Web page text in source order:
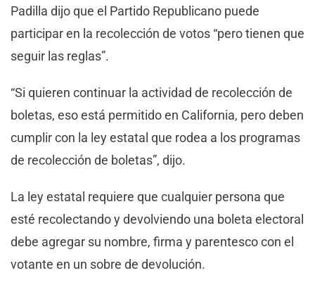
Padilla dijo que el Partido Republicano puede
participar en la recolección de votos “pero tienen que
seguir las reglas”.
“Si quieren continuar la actividad de recolección de
boletas, eso está permitido en California, pero deben
cumplir con la ley estatal que rodea a los programas
de recolección de boletas”, dijo.
La ley estatal requiere que cualquier persona que
esté recolectando y devolviendo una boleta electoral
debe agregar su nombre, firma y parentesco con el
votante en un sobre de devolución.